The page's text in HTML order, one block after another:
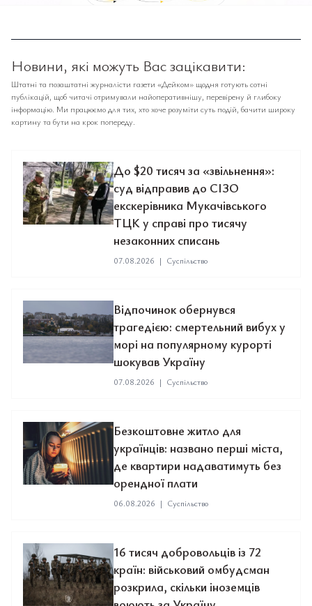
Новини, які можуть Вас зацікавити:
Штатні та позаштатні журналісти газети «Дейком» щодня готують сотні
публікацій, щоб читачі отримували найоперативнішу, перевірену й глибоку
інформацію. Ми працюємо для тих, хто хоче розуміти суть подій, бачити широку
картину та бути на крок попереду.
До $20 тисяч за «звільнення»:
суд відправив до СІЗО
екскерівника Мукачівського
ТЦК у справі про тисячу
незаконних списань
07.08.2026 | Суспільство
Відпочинок обернувся
трагедією: смертельний вибух у
морі на популярному курорті
шокував Україну
07.08.2026 | Суспільство
Безкоштовне житло для
українців: названо перші міста,
де квартири надаватимуть без
орендної плати
06.08.2026 | Суспільство
16 тисяч добровольців із 72
країн: військовий омбудсман
розкрила, скільки іноземців